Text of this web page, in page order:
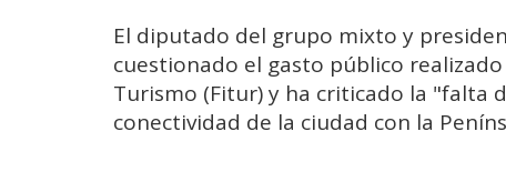
El diputado del grupo mixto y
cuestionado el gasto público
Turismo (Fitur) y ha criticado la "falta
conectividad de la ciudad con la